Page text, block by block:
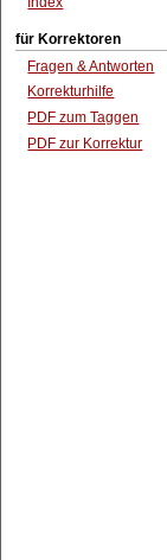
für Korrektoren
Fragen & Antworten
Korrekturhilfe
PDF zum Taggen
PDF zur Korrektur